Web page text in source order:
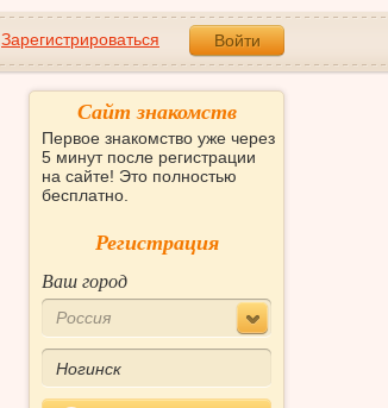
Зарегистрироваться Войти
Сайт знакомств
Первое знакомство уже через
5 минут после регистрации
на сайте! Это полностью
бесплатно.
Регистрация
Ваш город
Россия